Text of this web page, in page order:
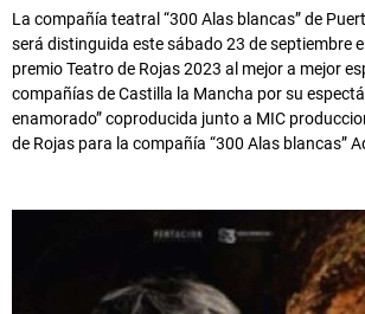
La compañía teatral “300 Alas blancas” de
será distinguida este sábado 23 de septiembre
premio Teatro de Rojas 2023 al mejor a mejor
compañías de Castilla la Mancha por su
enamorado” coproducida junto a MIC
de Rojas para la compañía “300 Alas blancas”